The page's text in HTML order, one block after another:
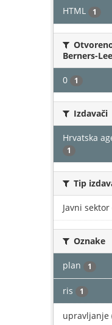
HTML 1
Berners-
0 1
Izdavači
Hrvatska
1
Tip
Javni sektor
Oznake
plan 1
ris 1
upravljanje